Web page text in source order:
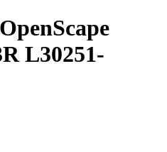
L30251-